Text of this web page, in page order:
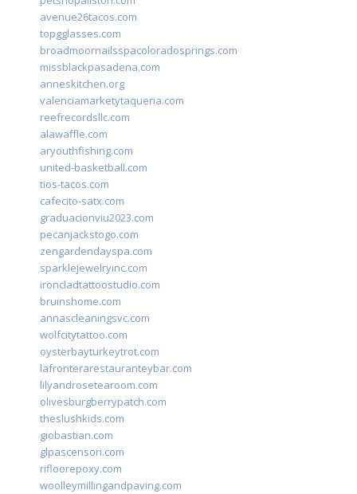
avenue26tacos.com
topgglasses.com
broadmoornailsspacoloradosprings.com
missblackpasadena.com
anneskitchen.org
valenciamarketytaqueria.com
reefrecordsllc.com
alawaffle.com
aryouthfishing.com
united-basketball.com
tios-tacos.com
cafecito-satx.com
graduacionviu2023.com
pecanjackstogo.com
zengardendayspa.com
sparklejewelryinc.com
ironcladtattoostudio.com
bruinshome.com
annascleaningsvc.com
wolfcitytattoo.com
oysterbayturkeytrot.com
lafronterarestauranteybar.com
lilyandrosetearoom.com
olivesburgberrypatch.com
theslushkids.com
giobastian.com
glpascensori.com
rifloorepoxy.com
woolleymillingandpaving.com